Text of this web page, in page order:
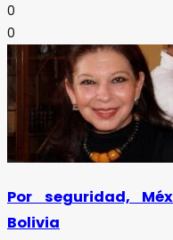
0
0
Por seguridad,
Bolivia